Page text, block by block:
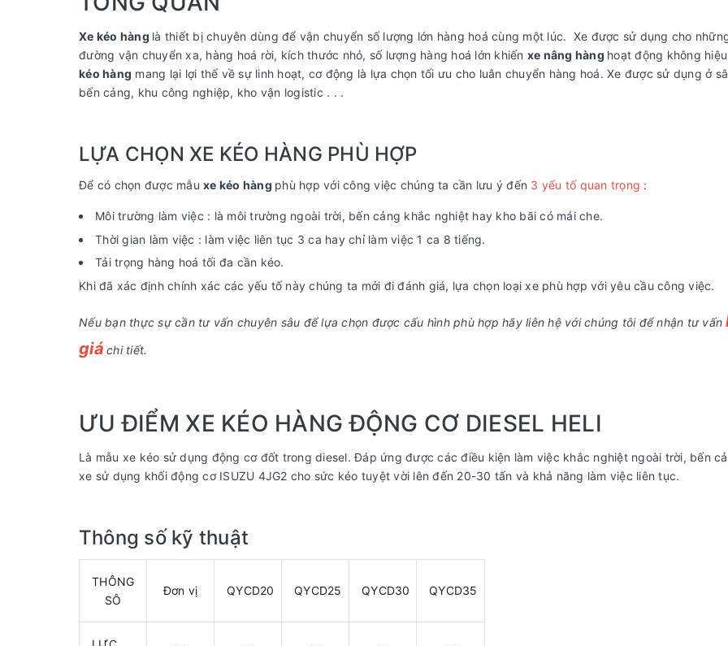
Xe kéo hàng là thiết bị chuyên dùng để vận chuyển số lượng lớn hàng hoá cùng một lúc. Xe được sử dụng cho
đường vận chuyển xa, hàng hoá rời, kích thước nhỏ, số lượng hàng hoá lớn khiến xe nâng hàng hoạt động không
kéo hàng mang lại lợi thế về sự linh hoạt, cơ động là lựa chọn tối ưu cho luân chuyển hàng hoá. Xe được sử dụng ở
bến cảng, khu công nghiệp, kho vận logistic . . .
LỰA CHỌN XE KÉO HÀNG PHÙ HỢP
Để có chọn được mẫu xe kéo hàng phù hợp với công việc chúng ta cần lưu ý đến 3 yếu tố quan trọng :
Môi trường làm việc : là môi trường ngoài trời, bến cảng khắc nghiệt hay kho bãi có mái che.
Thời gian làm việc : làm việc liên tục 3 ca hay chỉ làm việc 1 ca 8 tiếng.
Tải trọng hàng hoá tối đa cần kéo.
Khi đã xác định chính xác các yếu tố này chúng ta mới đi đánh giá, lựa chọn loại xe phù hợp với yêu cầu công việc.
Nếu bạn thực sự cần tư vấn chuyên sâu để lựa chọn được cấu hình phù hợp hãy liên hệ với chúng tôi để nhận tư vấn
giá chi tiết.
ƯU ĐIỂM XE KÉO HÀNG ĐỘNG CƠ DIESEL HELI
Là mẫu xe kéo sử dụng động cơ đốt trong diesel. Đáp ứng được các điều kiện làm việc khắc nghiệt ngoài trời, bến
xe sử dụng khối động cơ ISUZU 4JG2 cho sức kéo tuyệt vời lên đến 20-30 tấn và khả năng làm việc liên tục.
Thông số kỹ thuật
THÔNG
SÔ
Đơn vị QYCD20 QYCD25 QYCD30 QYCD35